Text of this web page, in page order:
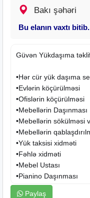
Bakı şəhəri
Bu elanın vaxtı
Güvən Yükdaşıma
•Hər cür yük daşıma
•Evlərin köçürülməsi
•Ofislərin köçürülməsi
•Mebellərin Daşınması
•Mebellərin sökülməsi
•Mebellərin
•Yük taksisi xidməti
•Fəhlə xidməti
•Mebel Ustası
•Pianino Daşınması
•Ən əsası isə Daşınan
Paylaş